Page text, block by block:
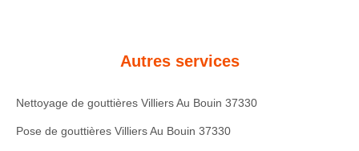
Autres services
Nettoyage de gouttières Villiers Au Bouin 37330
Pose de gouttières Villiers Au Bouin 37330